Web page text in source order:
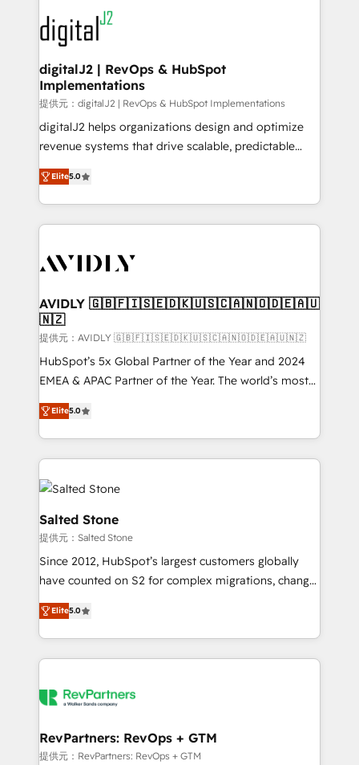
experts in marketing automation, growth, revops,
CRM and webdesign (We focus on EMEA - USA
customers).
digitalJ2 | RevOps & HubSpot
Implementations
提供元：digitalJ2 | RevOps & HubSpot Implementations
digitalJ2 helps organizations design and optimize
revenue systems that drive scalable, predictable
growth. As a triple-accredited HubSpot Solutions
Partner, we specialize in both strategic RevOps
planning and hands-on technical execution - building
the operational foundation companies need to
Healthcare - Financial Services - Managed IT (MSP) -
we help: ✔️ Full HubSpot implementations and portal
optimization ✔️ Data migrations, CRM architecture,
and reporting foundations ✔️ Custom integrations
and workflow automation ✔️ User adoption
programs, training, and enablement Through project-
partnerships, we guide organizations through the
revenue maturity model - delivering the right
grows.
Elite5.0
AVIDLY 🇬🇧🇫🇮🇸🇪🇩🇰🇺🇸🇨🇦🇳🇴🇩🇪🇦🇺
🇳🇿
提供元：AVIDLY 🇬🇧🇫🇮🇸🇪🇩🇰🇺🇸🇨🇦🇳🇴🇩🇪🇦🇺🇳🇿
HubSpot’s 5x Global Partner of the Year and 2024
EMEA & APAC Partner of the Year. The world’s most
experienced and fully accredited HubSpot Solutions
Partner. 🚀 With 2,750+ HubSpot projects delivered
and 370+ specialists across EMEA, APAC and NAM,
we de-risk complex CRM programmes and
accelerate ROI across every HubSpot Hub. 🧭 From
multi-region migrations to AI-powered automation,
we turn complexity into clarity, human at global
scale. 🏆 HubSpot’s CEO called us “the partner of the
future.” Others agree it is proof of trust built through
measurable impact.
Elite5.0
Salted Stone
提供元：Salted Stone
Since 2012, HubSpot’s largest customers globally
have counted on S2 for complex migrations, change
management, systems integration, and creative
solutions that deliver measurable impact and
transform brand experiences As one of the few full-
service creative agencies in the HubSpot
winning design to build scalable, globally
marketing campaigns, & RevOps frameworks that
fuel long-term success We connect the entire
Elite5.0
RevPartners: RevOps + GTM
提供元：RevPartners: RevOps + GTM